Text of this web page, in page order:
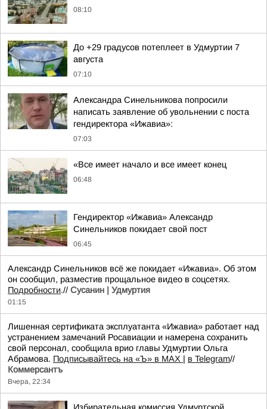
08:10
До +29 градусов потеплеет в Удмуртии 7
августа
07:10
Александра Синельникова попросили
написать заявление об увольнении с поста
гендиректора «Ижавиа»:
07:03
«Все имеет начало и все имеет конец
06:48
Гендиректор «Ижавиа» Александр
Синельников покидает свой пост
06:45
Александр Синельников всё же покидает «Ижавиа». Об этом
он сообщил, разместив прощальное видео в соцсетях.
Подробности.// Сусанин | Удмуртия
01:15
Лишенная сертификата эксплуатанта «Ижавиа» работает над
устранением замечаний Росавиации и намерена сохранить
свой персонал, сообщила врио главы Удмуртии Ольга
Абрамова. Подписывайтесь на «Ъ» в MAX | в Telegram//
Коммерсантъ
Вчера, 22:34